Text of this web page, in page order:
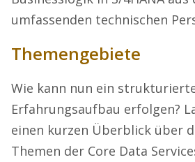
umfassenden technischen
Themengebiete
Wie kann nun ein
Erfahrungsaufbau erfolgen?
einen kurzen Überblick über
Themen der Core Data